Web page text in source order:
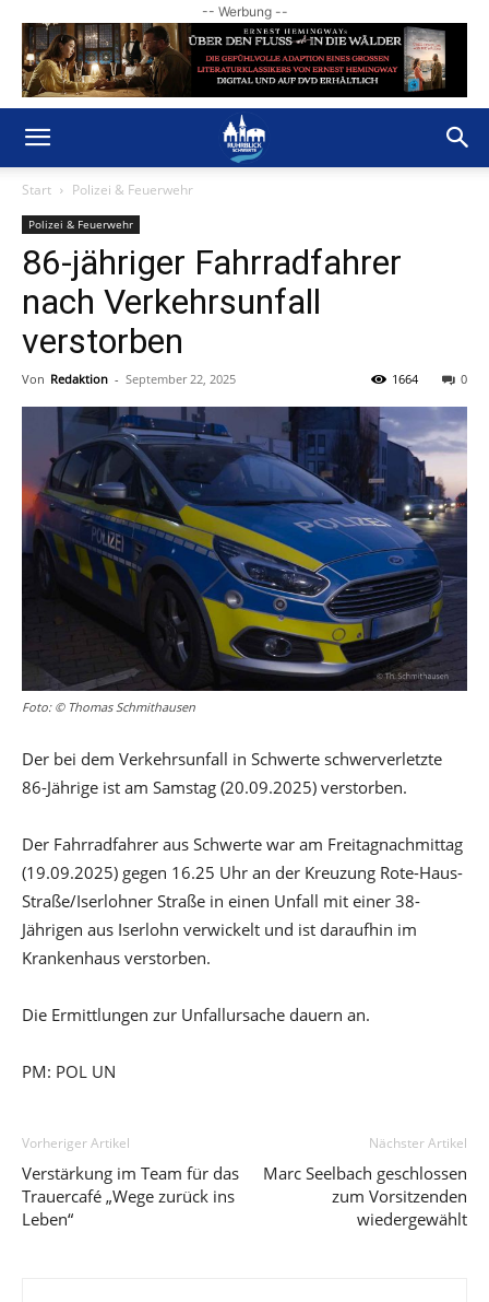
-- Werbung --
Start Polizei & Feuerwehr
Polizei & Feuerwehr
86-jähriger Fahrradfahrer
nach Verkehrsunfall
verstorben
Von Redaktion - September 22, 2025 0
1664
Foto: © Thomas Schmithausen
Der bei dem Verkehrsunfall in Schwerte schwerverletzte
86-Jährige ist am Samstag (20.09.2025) verstorben.
Der Fahrradfahrer aus Schwerte war am Freitagnachmittag
(19.09.2025) gegen 16.25 Uhr an der Kreuzung Rote-Haus-
Straße/Iserlohner Straße in einen Unfall mit einer 38-
Jährigen aus Iserlohn verwickelt und ist daraufhin im
Krankenhaus verstorben.
Die Ermittlungen zur Unfallursache dauern an.
PM: POL UN
Vorheriger Artikel
Verstärkung im Team für das
Trauercafé „Wege zurück ins
Leben“
Nächster Artikel
Marc Seelbach geschlossen
zum Vorsitzenden
wiedergewählt